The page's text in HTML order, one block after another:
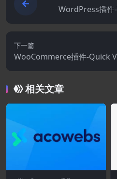
WordPress插件
下一篇
WooCommerce插件-Quick
Commerce 1.8.23
相关文章